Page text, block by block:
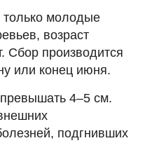
молодые
возраст
Сбор производится
или конец июня.
4–5 см.
подгнивших